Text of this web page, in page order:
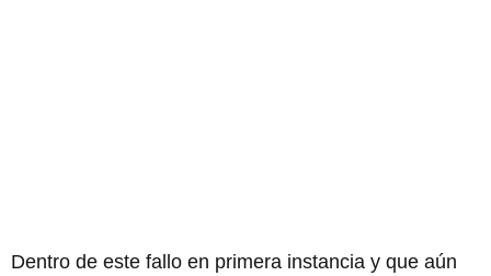
Dentro de este fallo en primera instancia y que aún